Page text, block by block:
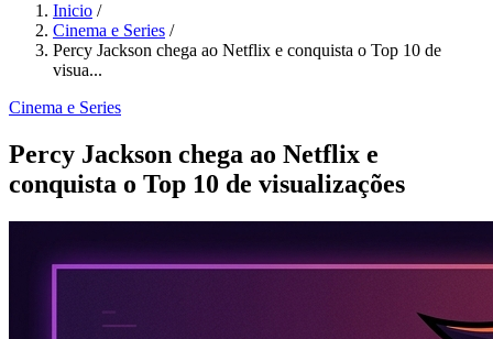
Inicio /
Cinema e Series /
Percy Jackson chega ao Netflix e conquista o Top 10 de
visua...
Cinema e Series
Percy Jackson chega ao Netflix e
conquista o Top 10 de visualizações